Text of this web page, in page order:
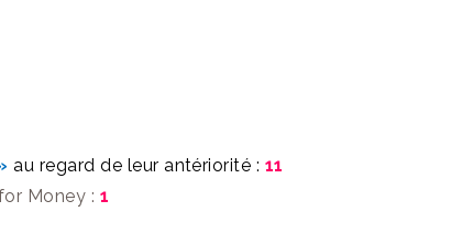
au regard de leur antériorité : 11
Money : 1